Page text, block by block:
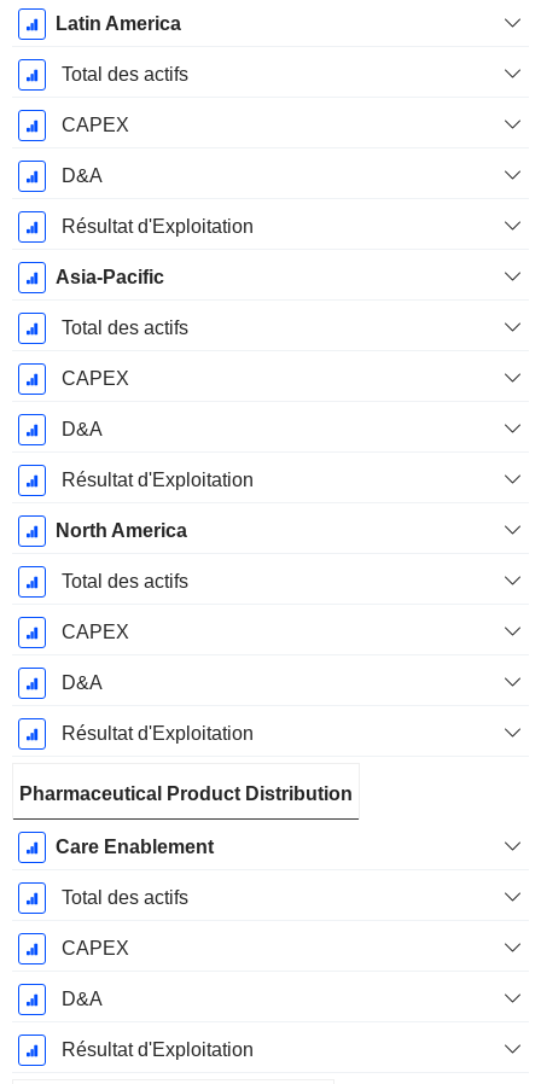
Latin America
Total des actifs
CAPEX
D&A
Résultat d'Exploitation
Asia-Pacific
Total des actifs
CAPEX
D&A
Résultat d'Exploitation
North America
Total des actifs
CAPEX
D&A
Résultat d'Exploitation
Pharmaceutical Product Distribution
Care Enablement
Total des actifs
CAPEX
D&A
Résultat d'Exploitation